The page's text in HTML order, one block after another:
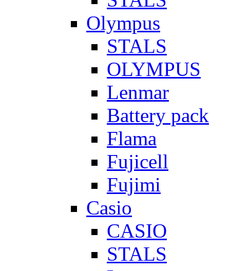
Olympus
STALS
OLYMPUS
Lenmar
Battery pack
Flama
Fujicell
Fujimi
Casio
CASIO
STALS